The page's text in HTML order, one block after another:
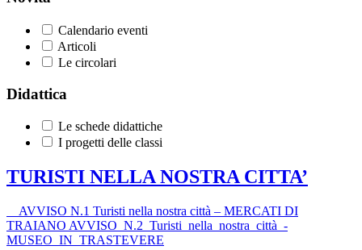
Calendario eventi
Articoli
Le circolari
Didattica
Le schede didattiche
I progetti delle classi
TURISTI NELLA NOSTRA CITTA’
AVVISO N.1 Turisti nella nostra città – MERCATI DI
TRAIANO AVVISO_N.2_Turisti_nella_nostra_città_-
MUSEO_IN_TRASTEVERE